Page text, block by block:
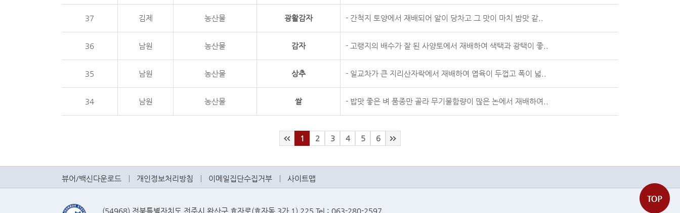
37 김제 농산물 광활감자 - 간척지 토양에서 재배되어 알이 당차고 그 맛이 마치 밤맛 같..
36 남원 농산물 감자 - 고랭지의 배수가 잘 된 사양토에서 재배하여 색택과 광택이 좋..
35 남원 농산물 상추 - 일교차가 큰 지리산자락에서 재배하여 엽육이 두껍고 폭이 넓..
34 남원 농산물 쌀 - 밥맛 좋은 벼 품종만 골라 무기물함량이 많은 논에서 재배하여..
1 2 3 4 5 6
뷰어/백신다운로드 개인정보처리방침 이메일집단수집거부 사이트맵
(54968) 전북특별자치도 전주시 완산구 효자로(효자동 3가 1) 225 Tel : 063-280-2597